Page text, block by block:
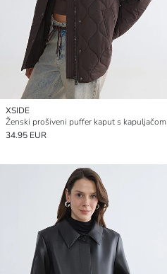
XSIDE
Ženski prošiveni puffer kaput s kapuljačom
34.95 EUR